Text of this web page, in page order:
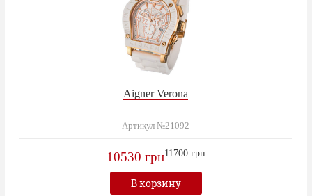
Aigner Verona
Артикул №21092
10530 грн11700 грн
В корзину